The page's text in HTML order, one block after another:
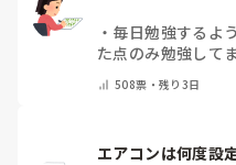
・ 毎日勉強するよ
た点のみ勉強して
508票・残り3日
エアコンは何度設